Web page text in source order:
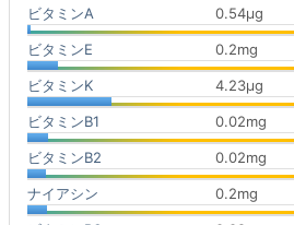
ビタミンA
0.54μg
ビタミンE 0.2mg
ビタミンK 4.23μg
ビタミンB1 0.02mg
ビタミンB2 0.02mg
ナイアシン 0.2mg